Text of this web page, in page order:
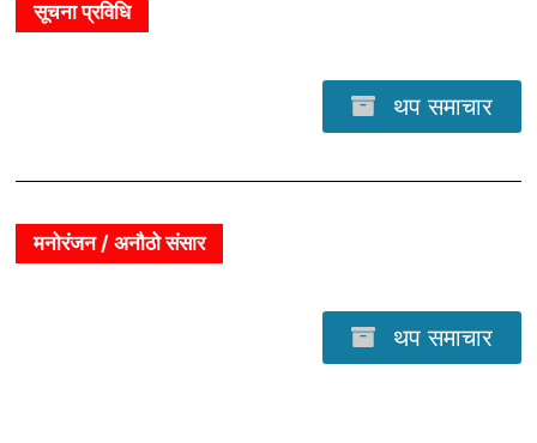
सूचना प्रविधि
थप समाचार
मनोरंजन / अनौठो संसार
थप समाचार